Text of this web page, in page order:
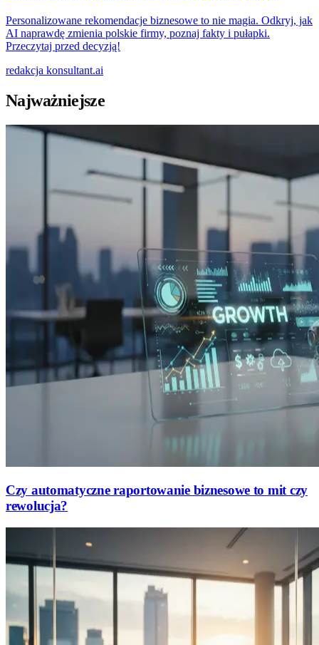
Personalizowane rekomendacje biznesowe to nie magia. Odkryj, jak
AI naprawdę zmienia polskie firmy, poznaj fakty i pułapki.
Przeczytaj przed decyzją!
redakcja konsultant.ai
Najważniejsze
Czy automatyczne raportowanie biznesowe to mit czy
rewolucja?